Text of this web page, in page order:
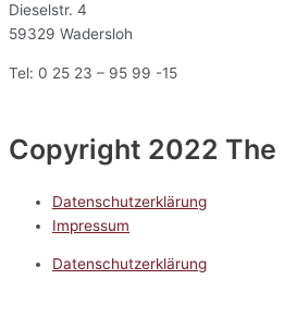
Dieselstr. 4
59329 Wadersloh
Tel: 0 25 23 – 95 99 -15
Copyright 2022 The
Datenschutzerklärung
Impressum
Datenschutzerklärung